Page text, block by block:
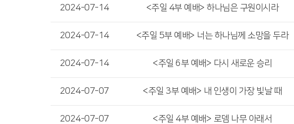
2024-07-14 <주일 4부 예배> 하나님은 구원이시라
2024-07-14 <주일 5부 예배> 너는 하나님께 소망을 두라
2024-07-14 <주일 6부 예배> 다시 새로운 승리
2024-07-07 <주일 3부 예배> 내 인생이 가장 빛날 때
2024-07-07 <주일 4부 예배> 로뎀 나무 아래서